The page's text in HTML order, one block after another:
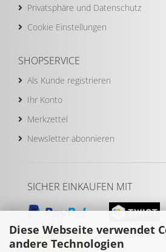
Diese Webseite verwendet
andere Technologien
Privatsphäre und Datenschutz
Cookie Einstellungen
SHOPSERVICE
Als Kunde registrieren
Ihr Konto
Merkzettel
Newsletter abonnieren
SICHER EINKAUFEN MIT